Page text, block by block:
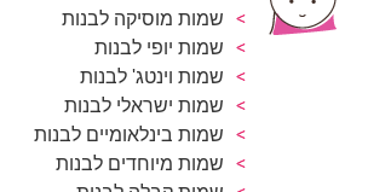
שמות מוסיקה לבנות
שמות יופי לבנות
שמות וינטג' לבנות
שמות ישראלי לבנות
שמות בינלאומיים לבנות
שמות מיוחדים לבנות